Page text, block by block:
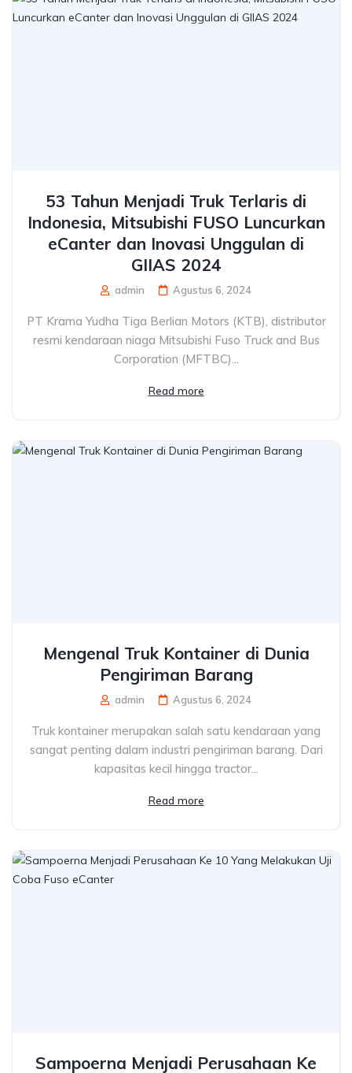
53 Tahun Menjadi Truk Terlaris di
Indonesia, Mitsubishi FUSO Luncurkan
eCanter dan Inovasi Unggulan di
GIIAS 2024
admin Agustus 6, 2024
PT Krama Yudha Tiga Berlian Motors (KTB), distributor
resmi kendaraan niaga Mitsubishi Fuso Truck and Bus
Corporation (MFTBC)...
Read more
Mengenal Truk Kontainer di Dunia
Pengiriman Barang
admin Agustus 6, 2024
Truk kontainer merupakan salah satu kendaraan yang
sangat penting dalam industri pengiriman barang. Dari
kapasitas kecil hingga tractor...
Read more
Sampoerna Menjadi Perusahaan Ke